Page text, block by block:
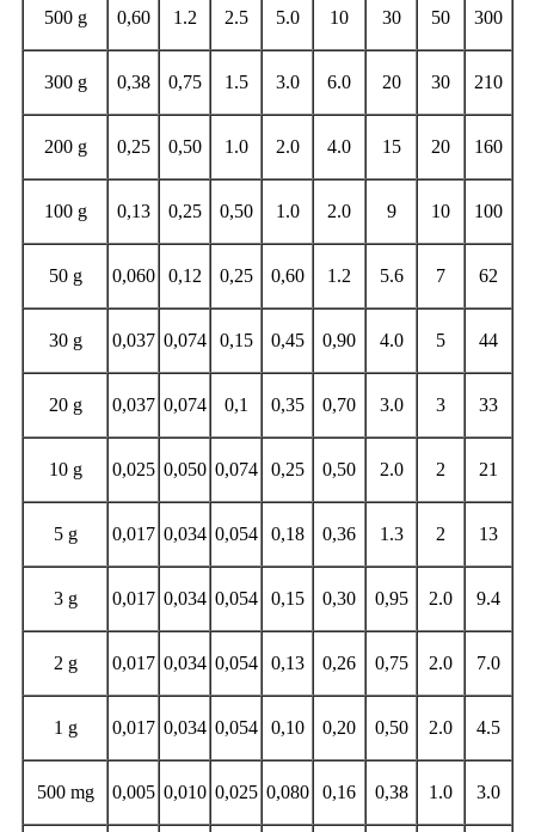
500 g 0,60 1.2 2.5 5.0 10 30 50 300
300 g 0,38 0,75 1.5 3.0 6.0 20 30 210
200 g 0,25 0,50 1.0 2.0 4.0 15 20 160
100 g 0,13 0,25 0,50 1.0 2.0 9 10 100
50 g 0,060 0,12 0,25 0,60 1.2 5.6 7 62
30 g 0,037 0,074 0,15 0,45 0,90 4.0 5 44
20 g 0,037 0,074 0,1 0,35 0,70 3.0 3 33
10 g 0,025 0,050 0,074 0,25 0,50 2.0 2 21
5 g 0,017 0,034 0,054 0,18 0,36 1.3 2 13
3 g 0,017 0,034 0,054 0,15 0,30 0,95 2.0 9.4
2 g 0,017 0,034 0,054 0,13 0,26 0,75 2.0 7.0
1 g 0,017 0,034 0,054 0,10 0,20 0,50 2.0 4.5
500 mg 0,005 0,010 0,025 0,080 0,16 0,38 1.0 3.0